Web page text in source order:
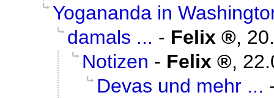
Yogananda in
damals ... - Felix ,
Notizen - Felix ,
Devas und mehr ...